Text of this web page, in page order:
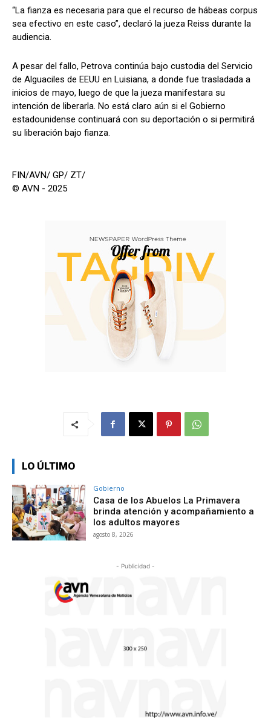
“La fianza es necesaria para que el recurso de hábeas corpus
sea efectivo en este caso”, declaró la jueza Reiss durante la
audiencia.
A pesar del fallo, Petrova continúa bajo custodia del Servicio
de Alguaciles de EEUU en Luisiana, a donde fue trasladada a
inicios de mayo, luego de que la jueza manifestara su
intención de liberarla. No está claro aún si el Gobierno
estadounidense continuará con su deportación o si permitirá
su liberación bajo fianza.
FIN/AVN/ GP/ ZT/
© AVN - 2025
LO ÚLTIMO
Gobierno
Casa de los Abuelos La Primavera
brinda atención y acompañamiento a
los adultos mayores
agosto 8, 2026
- Publicidad -